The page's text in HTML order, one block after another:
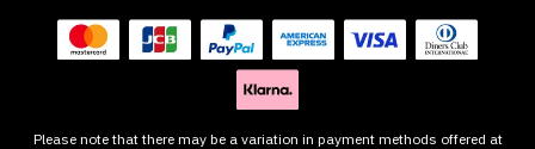
Please note that there may be a variation in payment methods offered at